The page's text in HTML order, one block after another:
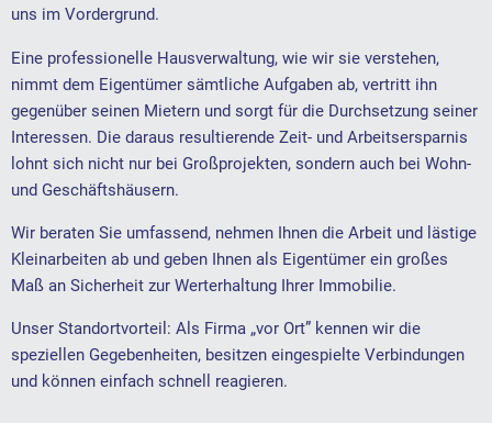
uns im Vordergrund.
Eine professionelle Hausverwaltung, wie wir sie verstehen,
nimmt dem Eigentümer sämtliche Aufgaben ab, vertritt ihn
gegenüber seinen Mietern und sorgt für die Durchsetzung seiner
Interessen. Die daraus resultierende Zeit- und Arbeitsersparnis
lohnt sich nicht nur bei Großprojekten, sondern auch bei Wohn-
und Geschäftshäusern.
Wir beraten Sie umfassend, nehmen Ihnen die Arbeit und lästige
Kleinarbeiten ab und geben Ihnen als Eigentümer ein großes
Maß an Sicherheit zur Werterhaltung Ihrer Immobilie.
Unser Standortvorteil: Als Firma „vor Ort” kennen wir die
speziellen Gegebenheiten, besitzen eingespielte Verbindungen
und können einfach schnell reagieren.